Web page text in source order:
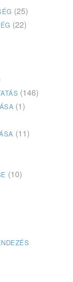
(25)
(22)
(146)
(1)
(11)
(10)